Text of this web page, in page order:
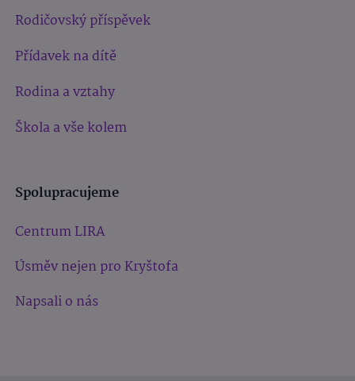
Rodičovský příspěvek
Přídavek na dítě
Rodina a vztahy
Škola a vše kolem
Spolupracujeme
Centrum LIRA
Úsměv nejen pro Kryštofa
Napsali o nás